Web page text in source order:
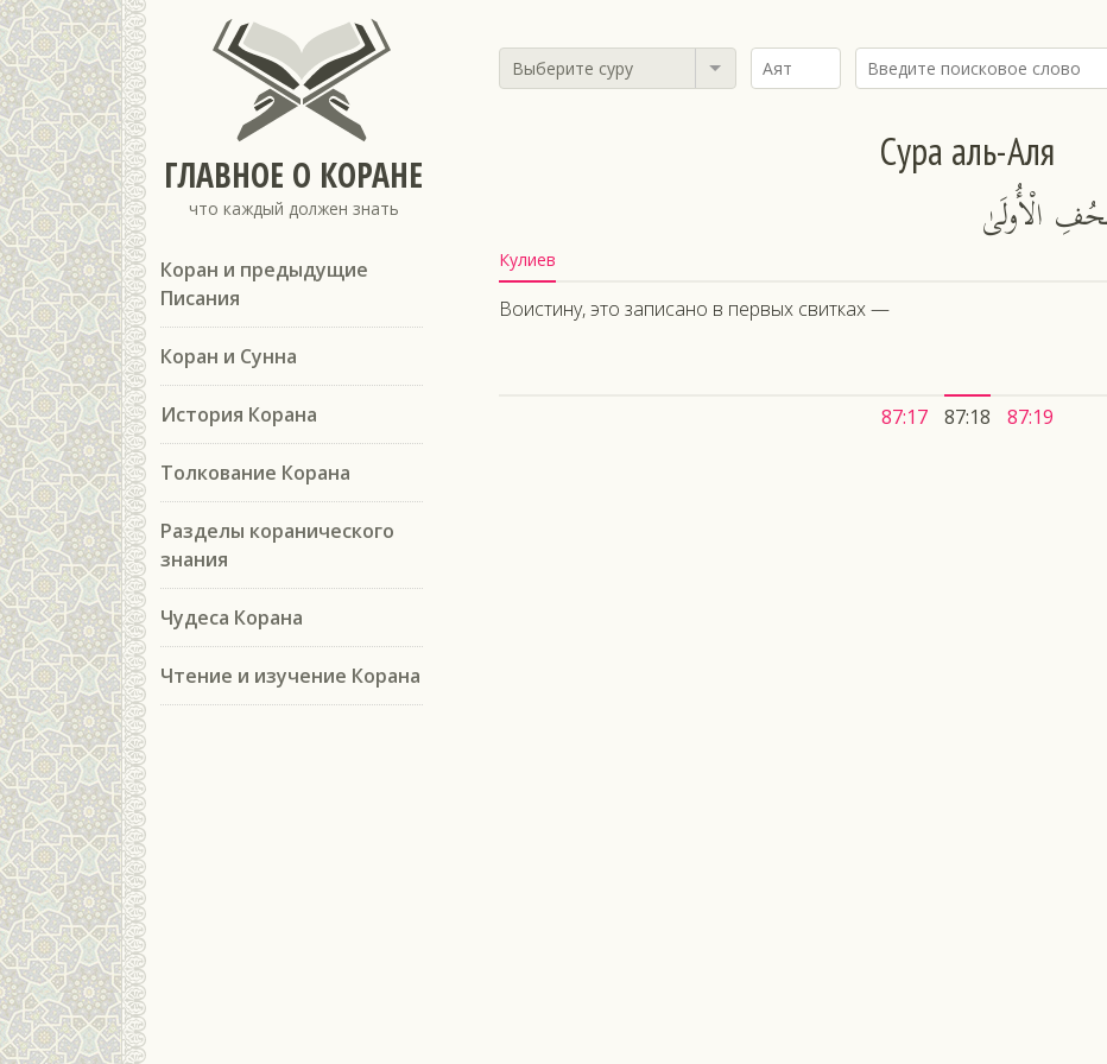
ГЛАВНОЕ О КОРАНЕ
что каждый должен знать
Коран и предыдущие
Писания
Коран и Сунна
История Корана
Толкование Корана
Разделы коранического
знания
Чудеса Корана
Чтение и изучение Корана
Выберите суру
Сура аль-Аля
الْأُولَىٰ
Кулиев
Воистину, это записано в первых свитках —
87:17 87:18 87:19